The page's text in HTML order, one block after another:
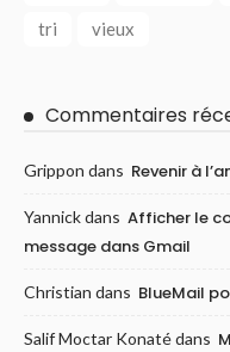
tri
vieux
Commentaires
Grippon dans Revenir à
Yannickdans Afficher le
message dans Gmail
Christian dans BlueMail
Salif Moctar Konatédans